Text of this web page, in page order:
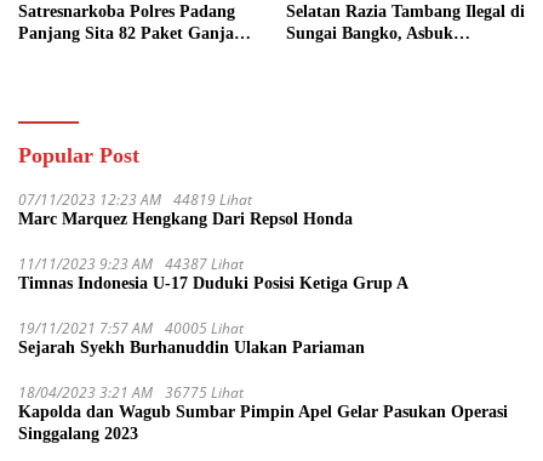
Satresnarkoba Polres Padang
Panjang Sita 82 Paket Ganja
Selatan Razia Tambang Ilegal di
Sungai Bangko, Asbuk
Popular Post
07/11/2023 12:23 AM 44819 Lihat
Marc Marquez Hengkang Dari Repsol Honda
11/11/2023 9:23 AM 44387 Lihat
Timnas Indonesia U-17 Duduki Posisi Ketiga Grup A
19/11/2021 7:57 AM 40005 Lihat
Sejarah Syekh Burhanuddin Ulakan Pariaman
18/04/2023 3:21 AM 36775 Lihat
Kapolda dan Wagub Sumbar Pimpin Apel Gelar Pasukan Operasi
Singgalang 2023